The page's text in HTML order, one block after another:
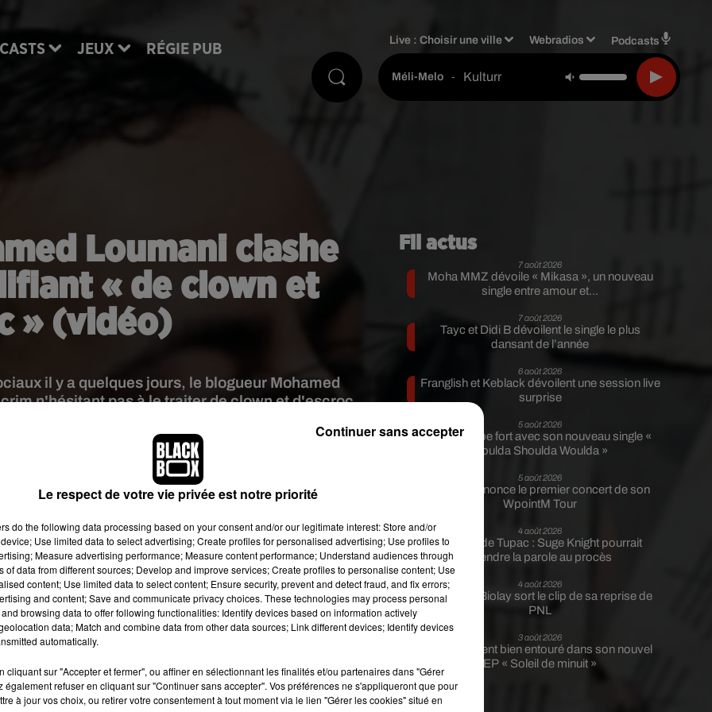
JEUX RÉGIE PUB
Live :Choisir une ville Webradios Podcasts
Méli-Melo - Kulturr
Loumani clashe
« de clown et
» (vidéo)
il y a quelques jours, le blogueur Mohamed
n'hésitant pas à le traiter de clown et d'escroc.
d'écran Facebook © Lacrim
, Lacrim s'est néanmoins fait plutôt rare ces
2019, certifié disque d'or par la SNEP, lui a permis de vraiment
de grands projets sur le devant de la scène. Depuis plusieurs
prochaine d'un nouveau volet de sa mythique mixtape
ont eu le plaisir de découvrirle premier extrait de sa
avec Soso Maness sur le morceauAllez NTM.
par un blogueur
largement diffusée sur les réseaux sociaux dans laquelle on
il semblerait que le rappeur soit une nouvelle fois au centre
avec le blogueur Marc Blata qui se serait peut-être soldée
, le rappeur est aujourd'hui la cible d'un autre influenceur nommé
Fil actus
7 août 2026
Moha MMZ dévoile « Mikasa », un nouveau
single entre amour et...
7 août 2026
Tayc et Didi B dévoilent le single le plus
dansant de l’année
6 août 2026
Franglish et Keblack dévoilent une session live
surprise
5 août 2026
Russ frappe fort avec son nouveau single «
Coulda Shoulda Woulda »
5 août 2026
Tiakola annonce le premier concert de son
WpointM Tour
4 août 2026
Meurtre de Tupac : Suge Knight pourrait
prendre la parole au procès
4 août 2026
Benjamin Biolay sort le clip de sa reprise de
PNL
3 août 2026
Rim’K revient bien entouré dans son nouvel
EP « Soleil de minuit »
Le respect de votre vie privée est notre priorité
do the following data processing based on your consent and/or our legitimate interest: Store and/or
Use limited data to select advertising; Create profiles for personalised advertising; Use profiles to
Measure advertising performance; Measure content performance; Understand audiences through
of data from different sources; Develop and improve services; Create profiles to personalise content; Use
content; Use limited data to select content; Ensure security, prevent and detect fraud, and fix errors;
and content; Save and communicate privacy choices. These technologies may process personal
browsing data to offer following functionalities: Identify devices based on information actively
data; Match and combine data from other data sources; Link different devices; Identify devices
automatically.
cliquant sur "Accepter et fermer", ou affiner en sélectionnant les finalités et/ou partenaires dans "Gérer
également refuser en cliquant sur "Continuer sans accepter". Vos préférences ne s'appliqueront que pour
à jour vos choix, ou retirer votre consentement à tout moment via le lien "Gérer les cookies" situé en
Continuer sans accepter